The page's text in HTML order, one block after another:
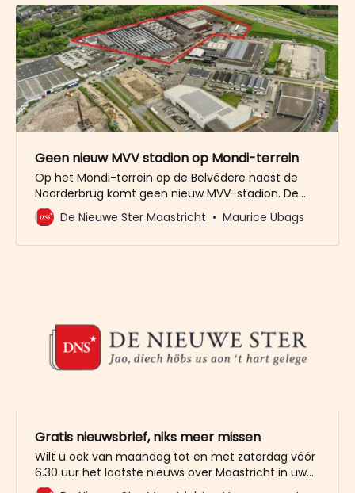
Geen nieuw MVV stadion op Mondi-terrein
Op het Mondi-terrein op de Belvédere naast de
Noorderbrug komt geen nieuw MVV-stadion. De
plek is niet geschikt, zo blijkt uit een quick scan van
de gemeente. “Vooralsnog richten wij ons op
De Nieuwe Ster Maastricht Maurice Ubags
Gratis nieuwsbrief, niks meer missen
Wilt u ook van maandag tot en met zaterdag vóór
6.30 uur het laatste nieuws over Maastricht in uw
mailbox? Meld u dan gratis aan voor de nieuwbrief